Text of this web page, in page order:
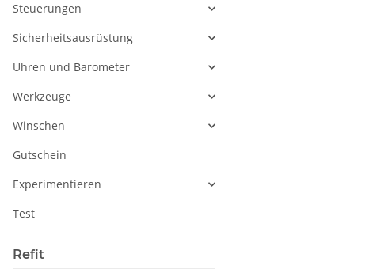
Steuerungen
Sicherheitsausrüstung
Uhren und Barometer
Werkzeuge
Winschen
Gutschein
Experimentieren
Test
Refit